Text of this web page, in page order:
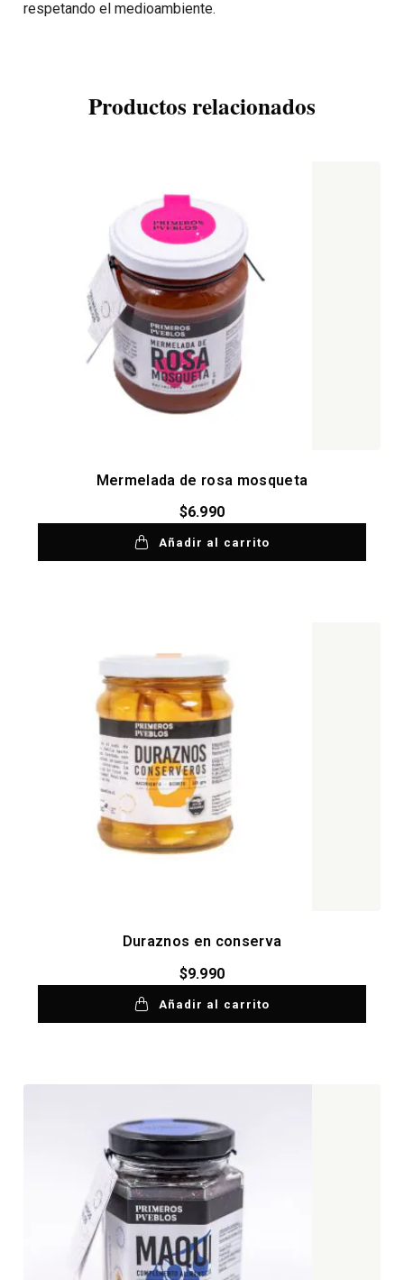
respetando el medioambiente.
Productos relacionados
Mermelada de rosa mosqueta
$6.990
Añadir al carrito
Duraznos en conserva
$9.990
Añadir al carrito